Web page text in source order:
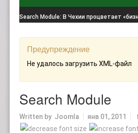
Search Module: В Чехии процветает
Предупреждение
Не удалось загрузить XML-файл
Search Module
Written by Joomla янв 01, 2011